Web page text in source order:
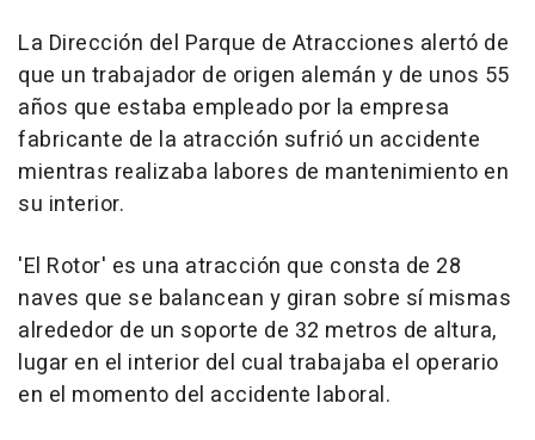
La Dirección del Parque de Atracciones alertó de
que un trabajador de origen alemán y de unos 55
años que estaba empleado por la empresa
fabricante de la atracción sufrió un accidente
mientras realizaba labores de mantenimiento en
su interior.
'El Rotor' es una atracción que consta de 28
naves que se balancean y giran sobre sí mismas
alrededor de un soporte de 32 metros de altura,
lugar en el interior del cual trabajaba el operario
en el momento del accidente laboral.